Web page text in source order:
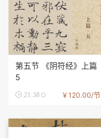
第五节 《阴符经》上篇
5
 21:38 ￥120.00/节